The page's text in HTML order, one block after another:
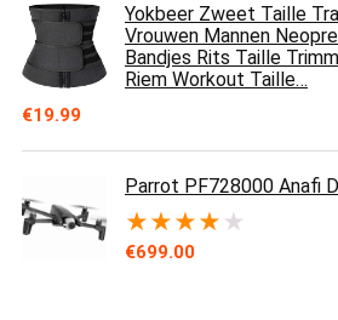
Yokbeer Zweet Taille
Vrouwen Mannen
Bandjes Rits Taille
Riem Workout Taille…
€19.99
Parrot PF728000 Anafi
★★★★ ★
€699.00